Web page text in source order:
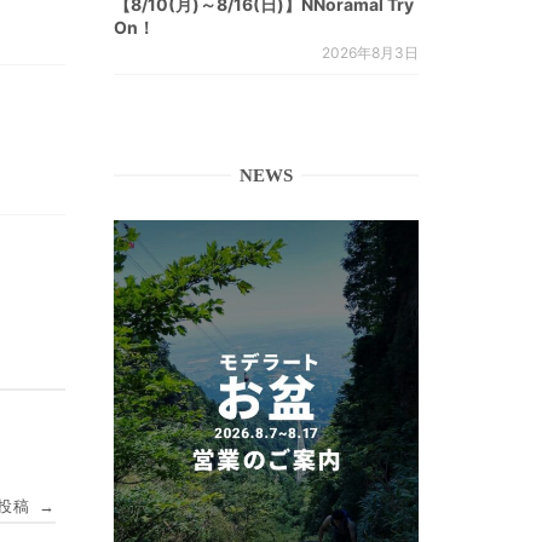
稿 →
【8/10(月)～8/16(日)】NNoramal Try
On！
2026年8月3日
NEWS